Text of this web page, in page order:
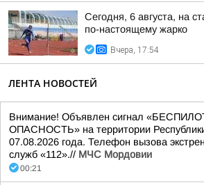
Сегодня, 6 августа, на
по-настоящему жарко
Вчера, 17:54
ЛЕНТА НОВОСТЕЙ
Внимание! Объявлен сигнал
ОПАСНОСТЬ» на территории
07.08.2026 года. Телефон вызова
служб «112».// МЧС Мордовии
00:21